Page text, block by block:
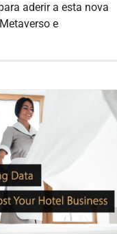
aderir a esta nova
e